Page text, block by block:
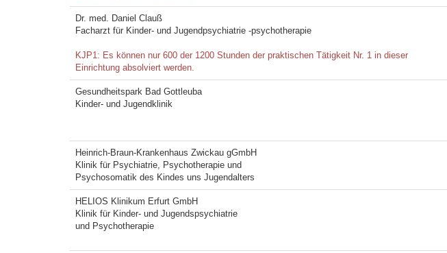
Dr. med. Daniel Clauß
Facharzt für Kinder- und Jugendpsychiatrie -psychotherapie
KJP1: Es können nur 600 der 1200 Stunden der praktischen Tätigkeit Nr. 1 in dieser
Einrichtung absolviert werden.
Gesundheitspark Bad Gottleuba
Kinder- und Jugendklinik
Heinrich-Braun-Krankenhaus Zwickau gGmbH
Klinik für Psychiatrie, Psychotherapie und
Psychosomatik des Kindes uns Jugendalters
HELIOS Klinikum Erfurt GmbH
Klinik für Kinder- und Jugendspsychiatrie
und Psychotherapie